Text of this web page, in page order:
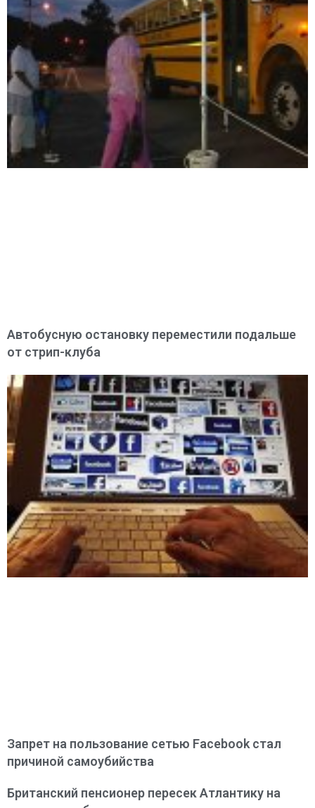
Автобусную остановку переместили подальше
от стрип-клуба
Запрет на пользование сетью Facebook стал
причиной самоубийства
Британский пенсионер пересек Атлантику на